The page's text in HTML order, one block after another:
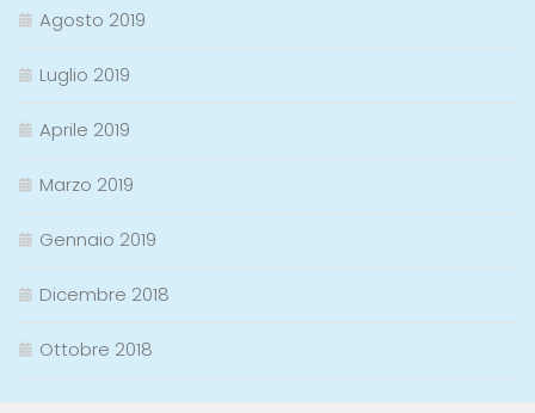
Agosto 2019
Luglio 2019
Aprile 2019
Marzo 2019
Gennaio 2019
Dicembre 2018
Ottobre 2018